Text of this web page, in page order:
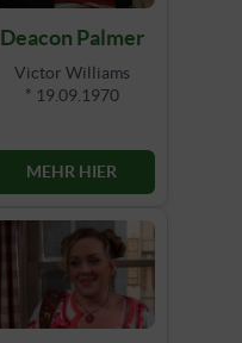
Deacon Palmer
Victor Williams
* 19.09.1970
MEHR HIER